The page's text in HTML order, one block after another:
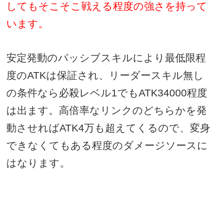
してもそこそこ戦える程度の強さを持って
います。
安定発動のパッシブスキルにより最低限程
度のATKは保証され、リーダースキル無し
の条件なら必殺レベル1でもATK34000程度
は出ます。高倍率なリンクのどちらかを発
動させればATK4万も超えてくるので、変身
できなくてもある程度のダメージソースに
はなります。